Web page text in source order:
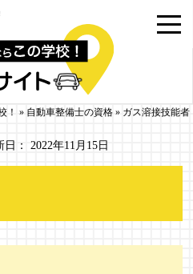
！ » 自動車整備士の資格 » ガス溶接技能者
日：2022年11月15日